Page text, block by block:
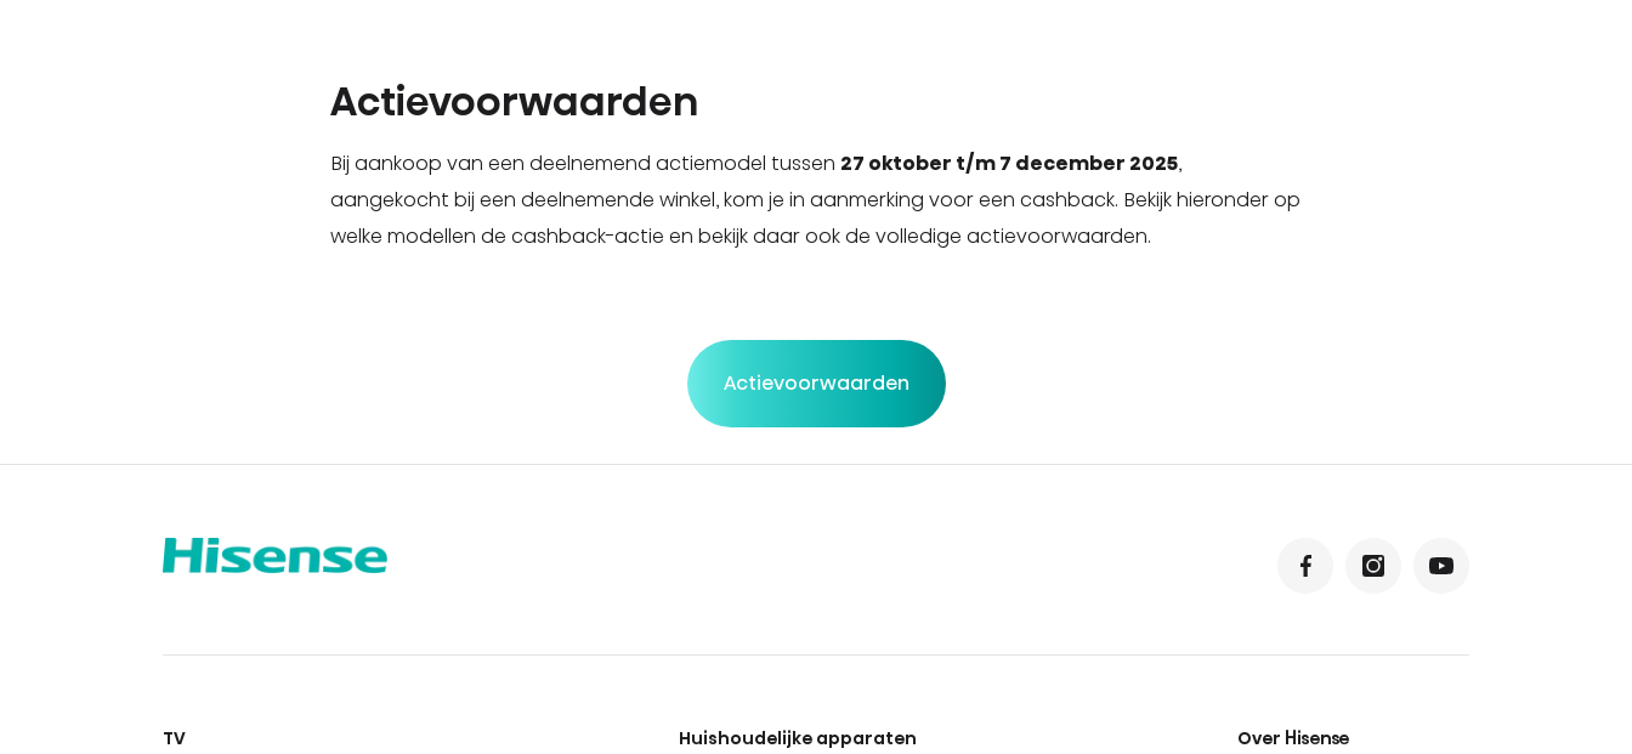
Actievoorwaarden
Bij aankoop van een deelnemend actiemodel tussen 27 oktober t/m 7 december 2025,
aangekocht bij een deelnemende winkel, kom je in aanmerking voor een cashback. Bekijk hieronder op
welke modellen de cashback-actie en bekijk daar ook de volledige actievoorwaarden.
Actievoorwaarden
TV Huishoudelijke apparaten Over Hisense